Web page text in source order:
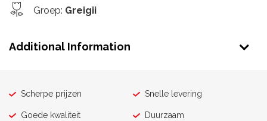
Groep: Greigii
Additional Information
Scherpe prijzen Snelle levering
Goede kwaliteit Duurzaam